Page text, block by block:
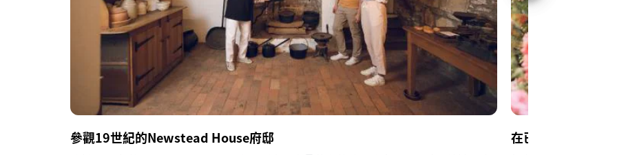
參觀19世紀的Newstead House府邸 在已列為文化遺產